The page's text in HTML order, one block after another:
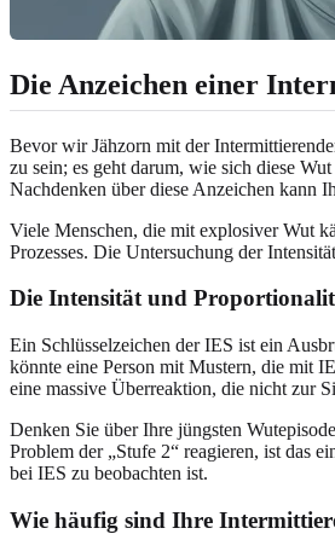
Die Anzeichen einer
Bevor wir Jähzorn mit der
zu sein; es geht darum, wie sich diese
Nachdenken über diese Anzeichen kann
Viele Menschen, die mit explosiver Wut
Prozesses. Die Untersuchung der
Die Intensität und
Ein Schlüsselzeichen der IES ist ein
könnte eine Person mit Mustern, die mit
eine massive Überreaktion, die nicht zur
Denken Sie über Ihre jüngsten
Problem der „Stufe 2“ reagieren, ist das
bei IES zu beobachten ist.
Wie häufig sind Ihre